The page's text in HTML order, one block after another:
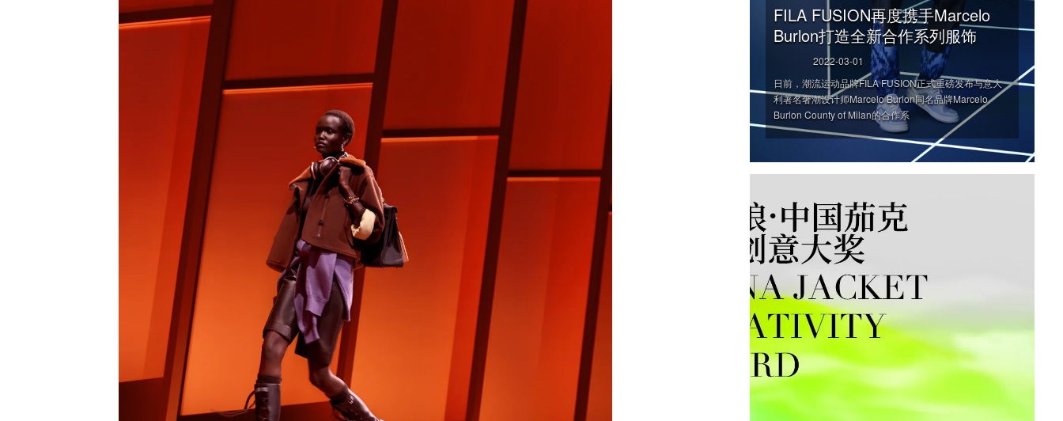
'
FILA FUSION再度携手Marcelo
Burlon打造全新合作系列服饰
2022-03-01
日前，潮流运动品牌FILA FUSION正式重磅发布与意大
利著名奢潮设计师Marcelo Burlon同名品牌Marcelo
Burlon County of Milan的合作系